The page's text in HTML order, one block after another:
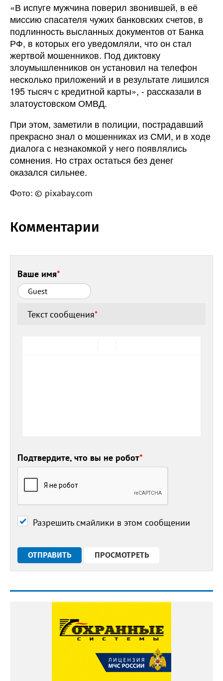
«В испуге мужчина поверил звонившей, в её
миссию спасателя чужих банковских счетов, в
подлинность высланных документов от Банка
РФ, в которых его уведомляли, что он стал
жертвой мошенников. Под диктовку
злоумышленников он установил на телефон
несколько приложений и в результате лишился
195 тысяч с кредитной карты», - рассказали в
златоустовском ОМВД.
При этом, заметили в полиции, пострадавший
прекрасно знал о мошенниках из СМИ, и в ходе
диалога с незнакомкой у него появлялись
сомнения. Но страх остаться без денег
оказался сильнее.
Фото: © pixabay.com
Комментарии
Ваше имя*
Текст сообщения*
Подтвердите, что вы не робот*
Разрешить смайлики в этом сообщении